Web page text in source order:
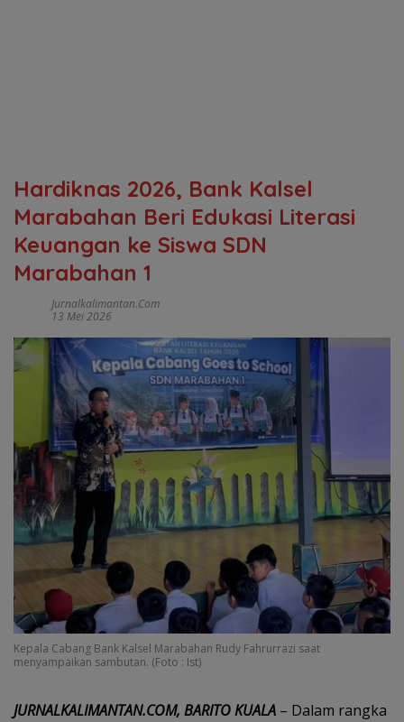
Hardiknas 2026, Bank Kalsel
Marabahan Beri Edukasi Literasi
Keuangan ke Siswa SDN
Marabahan 1
Jurnalkalimantan.com
13 Mei 2026
Kepala Cabang Bank Kalsel Marabahan Rudy Fahrurrazi saat
menyampaikan sambutan. (Foto : Ist)
JURNALKALIMANTAN.COM, BARITO KUALA – Dalam rangka